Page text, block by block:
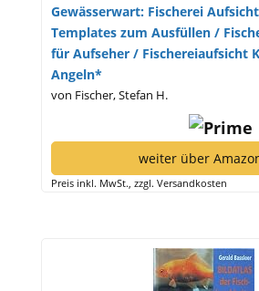
Gewässerwart: Fischerei
Templates zum Ausfüllen /
für Aufseher / Fischereiaufsicht
Angeln*
von Fischer, Stefan H.
weiter über
Preis inkl. MwSt., zzgl. Versandkosten